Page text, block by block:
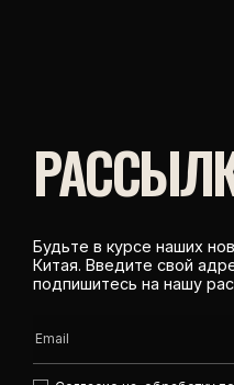
Будьте в курсе наших
Китая. Введите свой
подпишитесь на нашу